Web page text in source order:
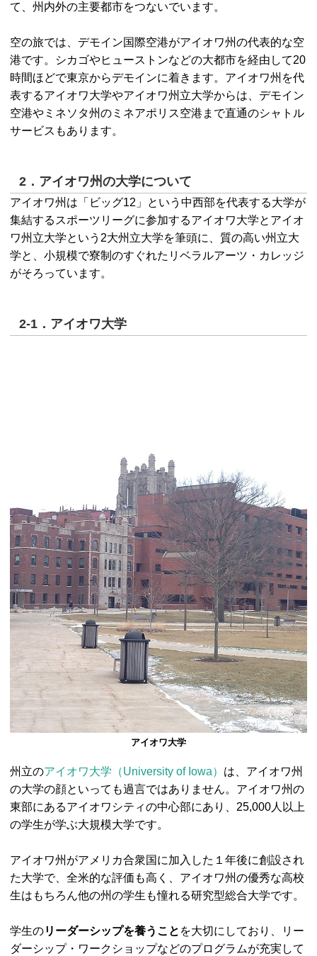
て、州内外の主要都市をつないでいます。
空の旅では、デモイン国際空港がアイオワ州の代表的な空
港です。シカゴやヒューストンなどの大都市を経由して20
時間ほどで東京からデモインに着きます。アイオワ州を代
表するアイオワ大学やアイオワ州立大学からは、デモイン
空港やミネソタ州のミネアポリス空港まで直通のシャトル
サービスもあります。
2．アイオワ州の大学について
アイオワ州は「ビッグ12」という中西部を代表する大学が
集結するスポーツリーグに参加するアイオワ大学とアイオ
ワ州立大学という2大州立大学を筆頭に、質の高い州立大
学と、小規模で寮制のすぐれたリベラルアーツ・カレッジ
がそろっています。
2-1．アイオワ大学
アイオワ大学
州立のアイオワ大学（University of Iowa） は、アイオワ州
の大学の顔といっても過言ではありません。アイオワ州の
東部にあるアイオワシティの中心部にあり、25,000人以上
の学生が学ぶ大規模大学です。
アイオワ州がアメリカ合衆国に加入した１年後に創設され
た大学で、全米的な評価も高く、アイオワ州の優秀な高校
生はもちろん他の州の学生も憧れる研究型総合大学です。
学生のリーダーシップを養うこと を大切にしており、リー
ダーシップ・ワークショップなどのプログラムが充実して